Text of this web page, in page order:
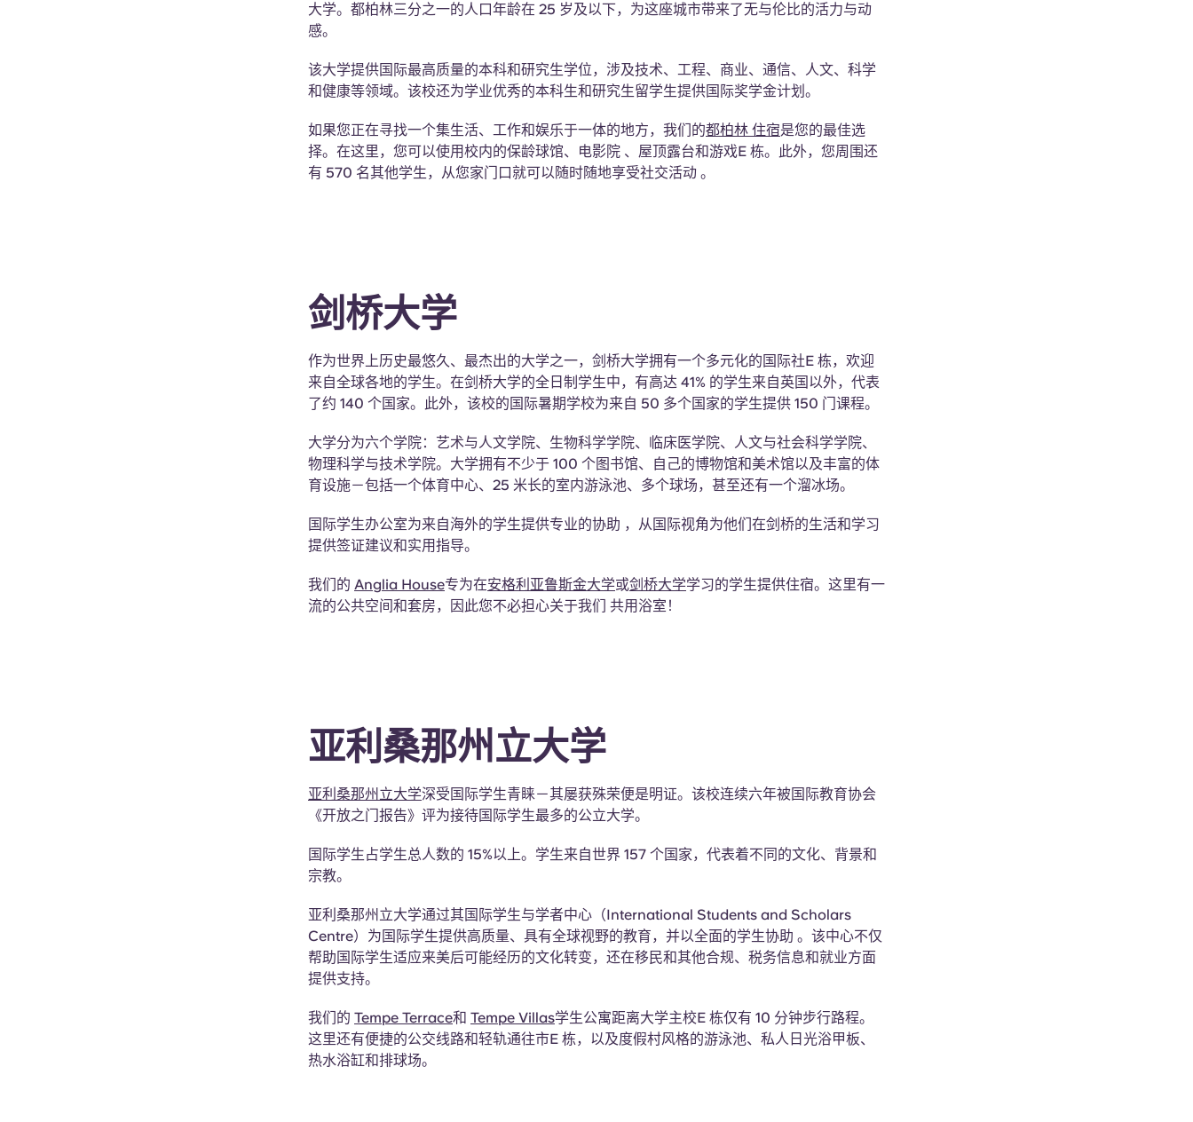
大学。都柏林三分之一的人口年龄在 25 岁及以下，为这座城市带来了无与伦比的活力与动
感。
该大学提供国际最高质量的本科和研究生学位，涉及技术、工程、商业、通信、人文、科学
和健康等领域。该校还为学业优秀的本科生和研究生留学生提供国际奖学金计划。
如果您正在寻找一个集生活、工作和娱乐于一体的地方，我们的都柏林 住宿是您的最佳选
择。在这里，您可以使用校内的保龄球馆、电影院 、屋顶露台和游戏E 栋。此外，您周围还
有 570 名其他学生，从您家门口就可以随时随地享受社交活动 。
剑桥大学
作为世界上历史最悠久、最杰出的大学之一，剑桥大学拥有一个多元化的国际社E 栋，欢迎
来自全球各地的学生。在剑桥大学的全日制学生中，有高达 41% 的学生来自英国以外，代表
了约 140 个国家。此外，该校的国际暑期学校为来自 50 多个国家的学生提供 150 门课程。
大学分为六个学院：艺术与人文学院、生物科学学院、临床医学院、人文与社会科学学院、
物理科学与技术学院。大学拥有不少于 100 个图书馆、自己的博物馆和美术馆以及丰富的体
育设施－包括一个体育中心、25 米长的室内游泳池、多个球场，甚至还有一个溜冰场。
国际学生办公室为来自海外的学生提供专业的协助 ，从国际视角为他们在剑桥的生活和学习
提供签证建议和实用指导。
我们的 Anglia House专为在安格利亚鲁斯金大学或剑桥大学学习的学生提供住宿。这里有一
流的公共空间和套房，因此您不必担心关于我们 共用浴室！
亚利桑那州立大学
亚利桑那州立大学深受国际学生青睐－其屡获殊荣便是明证。该校连续六年被国际教育协会
《开放之门报告》评为接待国际学生最多的公立大学。
国际学生占学生总人数的 15%以上。学生来自世界 157 个国家，代表着不同的文化、背景和
宗教。
亚利桑那州立大学通过其国际学生与学者中心（International Students and Scholars
Centre）为国际学生提供高质量、具有全球视野的教育，并以全面的学生协助 。该中心不仅
帮助国际学生适应来美后可能经历的文化转变，还在移民和其他合规、税务信息和就业方面
提供支持。
我们的 Tempe Terrace和 Tempe Villas学生公寓距离大学主校E 栋仅有 10 分钟步行路程。
这里还有便捷的公交线路和轻轨通往市E 栋，以及度假村风格的游泳池、私人日光浴甲板、
热水浴缸和排球场。